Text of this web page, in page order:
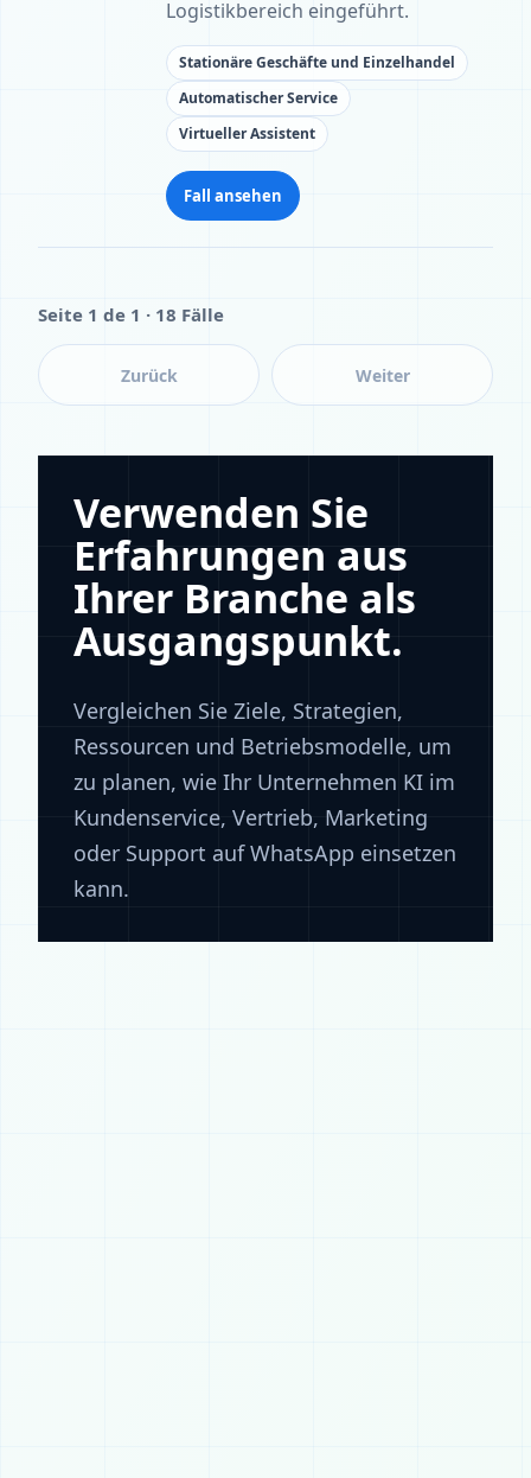
Logistikbereich eingeführt.
Stationäre Geschäfte und Einzelhandel
Automatischer Service
Virtueller Assistent
Fall ansehen
Seite 1 de 1 · 18 Fälle
Zurück Weiter
Verwenden Sie
Erfahrungen aus
Ihrer Branche als
Ausgangspunkt.
Vergleichen Sie Ziele, Strategien,
Ressourcen und Betriebsmodelle, um
zu planen, wie Ihr Unternehmen KI im
Kundenservice, Vertrieb, Marketing
oder Support auf WhatsApp einsetzen
kann.